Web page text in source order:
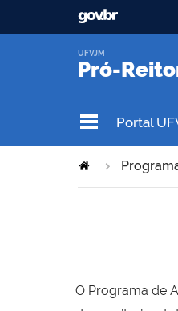
Pró-
UFVJM
Portal
O Programa de